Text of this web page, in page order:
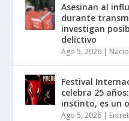
Asesinan al
durante
investigan
delictivo
Ago 5, 2026 |
Festival
celebra 25
instinto, es un
Ago 5, 2026 |